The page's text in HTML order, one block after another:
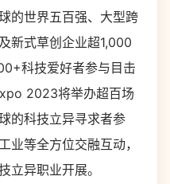
的世界五百强、大型跨
新式草创企业超1,000
科技爱好者参与目击
2023将举办超百场
的科技立异寻求者参
业等全方位交融互动，
立异职业开展。